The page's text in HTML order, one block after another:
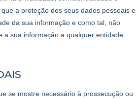
a proteção dos seus dados pessoais e
da sua informação e como tal, não
sua informação a qualquer entidade.
se mostre necessário à prossecução ou